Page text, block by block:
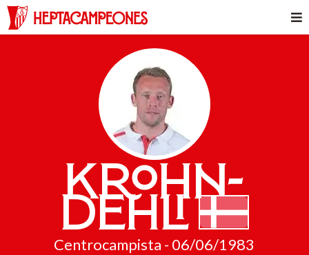
Krohn-
Dehli
Centrocampista - 06/06/1983